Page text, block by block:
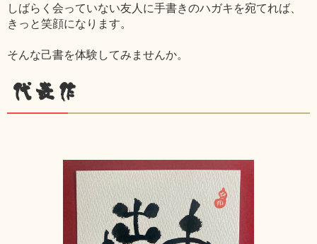
しばらく会っていない友人に手書きのハガキを宛てれば、
きっと笑顔になります。
そんな己書を体験してみませんか。
代表作